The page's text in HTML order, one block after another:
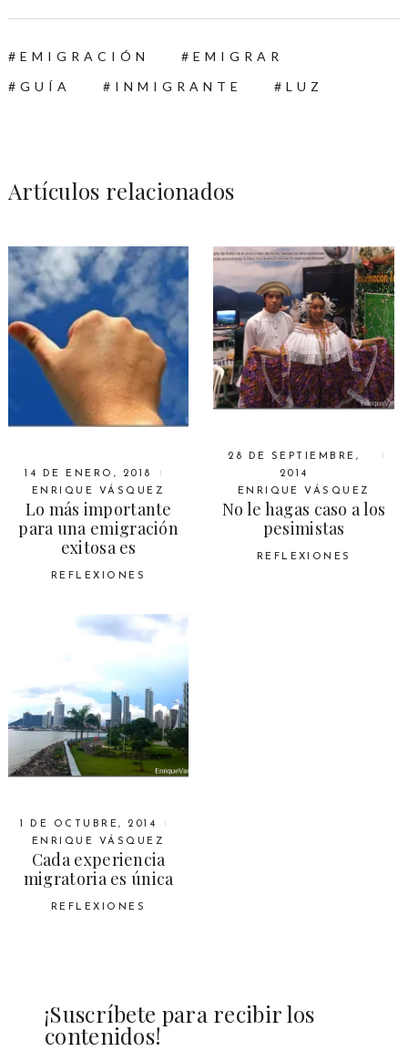
EMIGRACIÓN
EMIGRAR
GUÍA
INMIGRANTE LUZ
Artículos relacionados
14 DE ENERO, 2018
ENRIQUE VÁSQUEZ
Lo más importante
para una emigración
exitosa es
REFLEXIONES
28 DE SEPTIEMBRE,
2014
ENRIQUE VÁSQUEZ
No le hagas caso a los
pesimistas
REFLEXIONES
1 DE OCTUBRE, 2014
ENRIQUE VÁSQUEZ
Cada experiencia
migratoria es única
REFLEXIONES
¡Suscríbete para recibir los
contenidos!